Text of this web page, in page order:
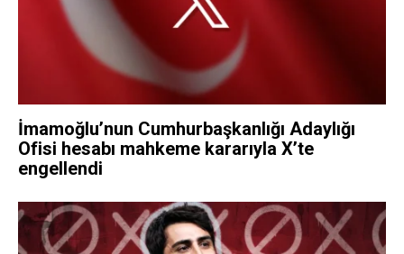
İmamoğlu’nun Cumhurbaşkanlığı Adaylığı
Ofisi hesabı mahkeme kararıyla X’te
engellendi